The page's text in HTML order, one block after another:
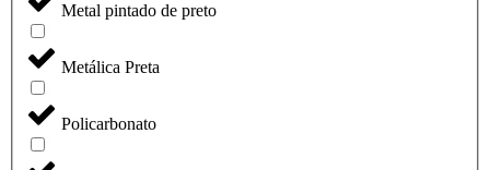
Metal pintado de preto
Metálica Preta
Policarbonato